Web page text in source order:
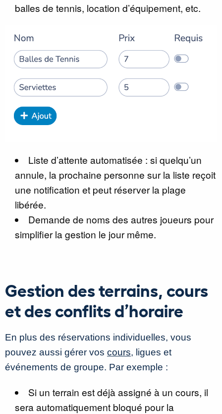
balles de tennis, location d’équipement, etc.
Liste d’attente automatisée : si quelqu’un
annule, la prochaine personne sur la liste reçoit
une notification et peut réserver la plage
libérée.
Demande de noms des autres joueurs pour
simplifier la gestion le jour même.
Gestion des terrains, cours
et des conflits d’horaire
En plus des réservations individuelles, vous
pouvez aussi gérer vos cours, ligues et
événements de groupe. Par exemple :
Si un terrain est déjà assigné à un cours, il
sera automatiquement bloqué pour la